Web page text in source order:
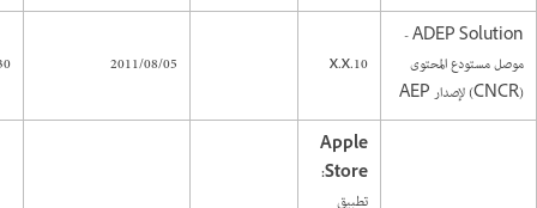
ADEP Solution -
موصل مستودع المحتوى
(CNCR) لإصدار AEP
10.x.x
2011/08/05
Apple
Store:‏
تطبيق